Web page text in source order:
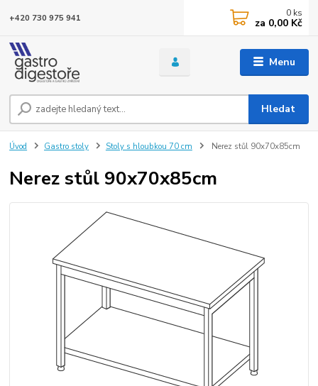
Menu
Hledat
+420 730 975 941 0 ks
za 0,00 Kč
Úvod Gastro stoly Stoly s hloubkou 70 cm Nerez stůl 90x70x85cm
Nerez stůl 90x70x85cm